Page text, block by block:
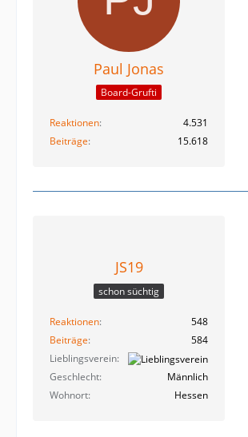
Paul Jonas
Board-Grufti
Reaktionen
4.531
Beiträge
15.618
JS19
schon süchtig
Reaktionen
548
Beiträge
584
Lieblingsverein
Geschlecht
Männlich
Wohnort
Hessen